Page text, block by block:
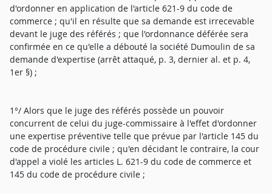
d'ordonner en application de l'article 621-9 du code de
commerce ; qu'il en résulte que sa demande est irrecevable
devant le juge des référés ; que l'ordonnance déférée sera
confirmée en ce qu'elle a débouté la société Dumoulin de sa
demande d'expertise (arrêt attaqué, p. 3, dernier al. et p. 4,
1er §) ;
1°/ Alors que le juge des référés possède un pouvoir
concurrent de celui du juge-commissaire à l'effet d'ordonner
une expertise préventive telle que prévue par l'article 145 du
code de procédure civile ; qu'en décidant le contraire, la cour
d'appel a violé les articles L. 621-9 du code de commerce et
145 du code de procédure civile ;